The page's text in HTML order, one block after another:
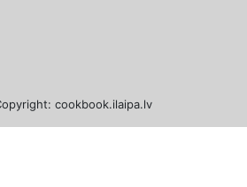
cookbook.ilaipa.lv